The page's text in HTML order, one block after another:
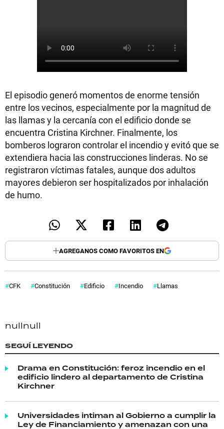
El episodio generó momentos de enorme tensión
entre los vecinos, especialmente por la magnitud de
las llamas y la cercanía con el edificio donde se
encuentra Cristina Kirchner. Finalmente, los
bomberos lograron controlar el incendio y evitó que se
extendiera hacia las construcciones linderas. No se
registraron víctimas fatales, aunque dos adultos
mayores debieron ser hospitalizados por inhalación
de humo.
AGREGANOS COMO FAVORITOS EN
CFK Constitución Edificio Incendio Llamas
nullnull
SEGUÍ LEYENDO
Drama en Constitución: feroz incendio en el
edificio lindero al departamento de Cristina
Kirchner
Universidades intiman al Gobierno a cumplir la
Ley de Financiamiento y amenazan con una